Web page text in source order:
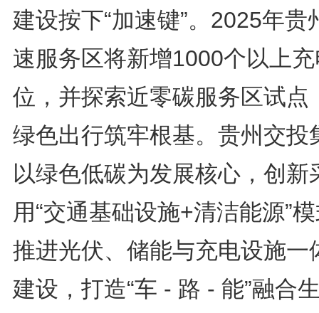
建设按下“加速键”。2025年贵
速服务区将新增1000个以上
位，并探索近零碳服务区试点
绿色出行筑牢根基。贵州交投
以绿色低碳为发展核心，创新
用“交通基础设施+清洁能源”
推进光伏、储能与充电设施一
建设，打造“车 - 路 - 能”融合